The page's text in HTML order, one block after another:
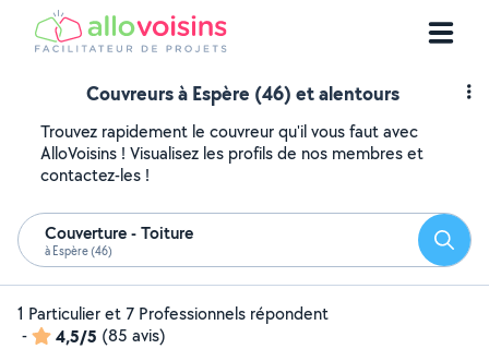
Couvreurs à Espère (46) et alentours
Trouvez rapidement le couvreur qu'il vous faut avec
AlloVoisins ! Visualisez les profils de nos membres et
contactez-les !
Couverture - Toiture
à Espère (46)
1 Particulier et 7 Professionnels répondent
-
4,5/5 (85 avis)